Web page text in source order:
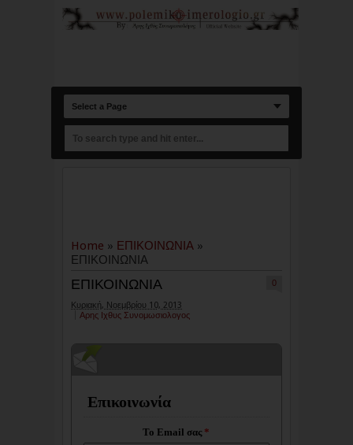
Select a Page
Home » ΕΠΙΚΟΙΝΩΝΙΑ »
ΕΠΙΚΟΙΝΩΝΙΑ
ΕΠΙΚΟΙΝΩΝΙΑ
Κυριακή, Νοεμβρίου 10, 2013
Αρης Ιχθυς Συνομωσιολογος
0
Επικοινωνία
Το Email σας *